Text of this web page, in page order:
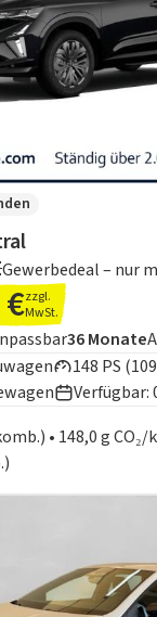
zzgl.
MwSt.
Laufzeit
36Monate
148 PS
Verfügbar:
• 148,0 g CO₂/